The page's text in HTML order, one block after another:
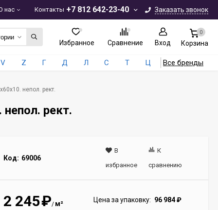
+7 812 642-23-40 Заказать звонок
нас Контакты
Избранное Сравнение Вход
0
Корзина
V Z Г Д Л С Т Ц Все бренды
непол. рект.
рект.
Код: 69006
В
избранное
К
сравнению
2 245₽/ м² Цена за упаковку: 96 984₽